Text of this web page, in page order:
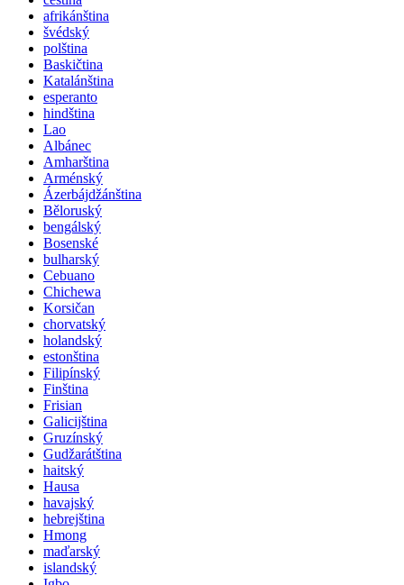
afrikánština
švédský
polština
Baskičtina
Katalánština
esperanto
hindština
Lao
Albánec
Amharština
Arménský
Ázerbájdžánština
Běloruský
bengálský
Bosenské
bulharský
Cebuano
Chichewa
Korsičan
chorvatský
holandský
estonština
Filipínský
Finština
Frisian
Galicijština
Gruzínský
Gudžarátština
haitský
Hausa
havajský
hebrejština
Hmong
maďarský
islandský